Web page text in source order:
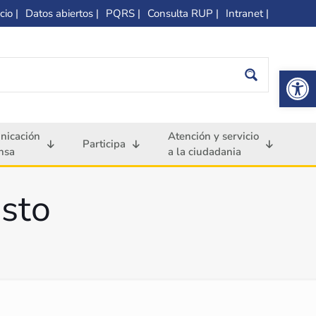
| Datos abiertos | PQRS | Consulta RUP | Intranet |
Participa
Atención y servicio
a la ciudadania